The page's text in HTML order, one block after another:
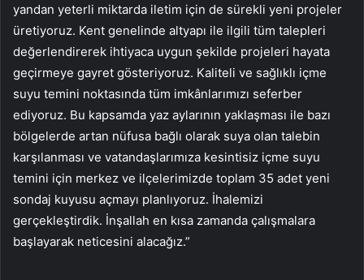
yandan yeterli miktarda iletim için de sürekli yeni projeler
üretiyoruz. Kent genelinde altyapı ile ilgili tüm talepleri
değerlendirerek ihtiyaca uygun şekilde projeleri hayata
geçirmeye gayret gösteriyoruz. Kaliteli ve sağlıklı içme
suyu temini noktasında tüm imkânlarımızı seferber
ediyoruz. Bu kapsamda yaz aylarının yaklaşması ile bazı
bölgelerde artan nüfusa bağlı olarak suya olan talebin
karşılanması ve vatandaşlarımıza kesintisiz içme suyu
temini için merkez ve ilçelerimizde toplam 35 adet yeni
sondaj kuyusu açmayı planlıyoruz. İhalemizi
gerçekleştirdik. İnşallah en kısa zamanda çalışmalara
başlayarak neticesini alacağız.”